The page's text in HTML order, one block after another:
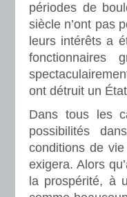
périodes de
siècle n’ont pas
leurs intérêts a
fonctionnaires
ont détruit un
Dans tous les
possibilités
conditions de
exigera. Alors
la prospérité, à